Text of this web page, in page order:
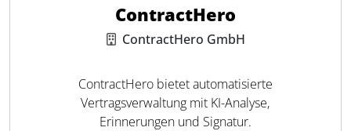
ContractHero
ContractHero GmbH
ContractHero bietet automatisierte
Vertragsverwaltung mit KI-Analyse,
Erinnerungen und Signatur.